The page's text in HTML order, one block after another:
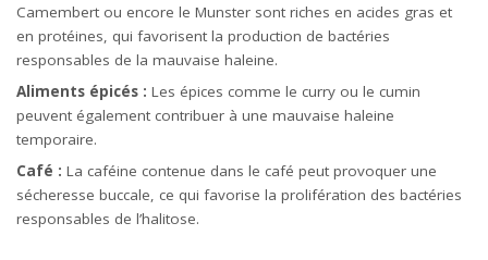
Camembert ou encore le Munster sont riches en acides gras et
en protéines, qui favorisent la production de bactéries
responsables de la mauvaise haleine.
Aliments épicés : Les épices comme le curry ou le cumin
peuvent également contribuer à une mauvaise haleine
temporaire.
Café : La caféine contenue dans le café peut provoquer une
sécheresse buccale, ce qui favorise la prolifération des bactéries
responsables de l’halitose.